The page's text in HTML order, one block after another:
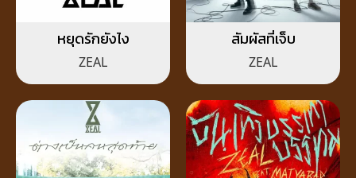
หยุดรักยังไง
ZEAL
สัมผัสที่เจ็บ
ZEAL